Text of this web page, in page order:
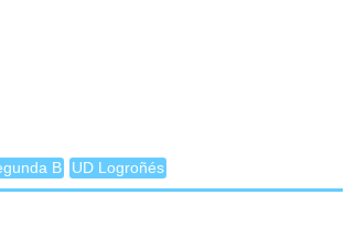
B UD Logroñés